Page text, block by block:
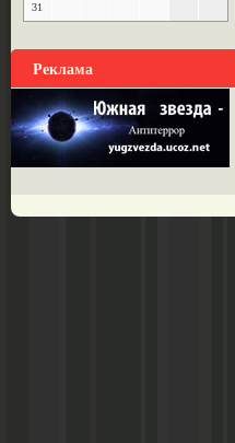
31
Реклама